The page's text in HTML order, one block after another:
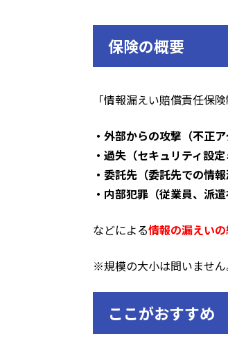
保険の概要
「情報漏えい賠償責任保
・外部からの攻撃（不正
・過失（セキュリティ設
・委託先（委託先での情報
・内部犯罪（従業員、派
などによる情報の漏えい
※規模の大小は問いません
ここがおすすめ